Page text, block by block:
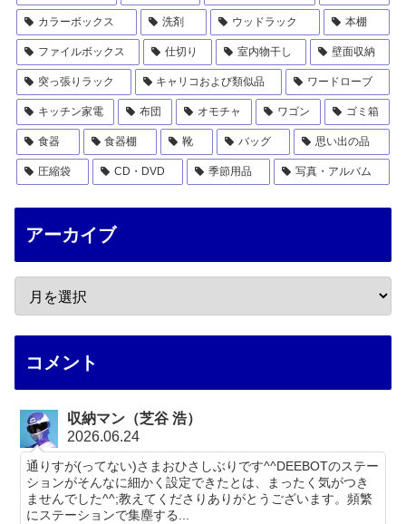
カラーボックス 洗剤 ウッドラック 本棚
ファイルボックス 仕切り 室内物干し 壁面収納
突っ張りラック キャリコおよび類似品 ワードローブ
キッチン家電 布団 オモチャ ワゴン ゴミ箱
食器 食器棚 靴 バッグ 思い出の品
圧縮袋 CD・DVD 季節用品 写真・アルバム
アーカイブ
コメント
収納マン（芝谷 浩）
2026.06.24
通りすが(ってない)さまおひさしぶりです^^DEEBOTのステー
ションがそんなに細かく設定できたとは、まったく気がつき
ませんでした^^;教えてくださりありがとうございます。頻繁
にステーションで集塵する...